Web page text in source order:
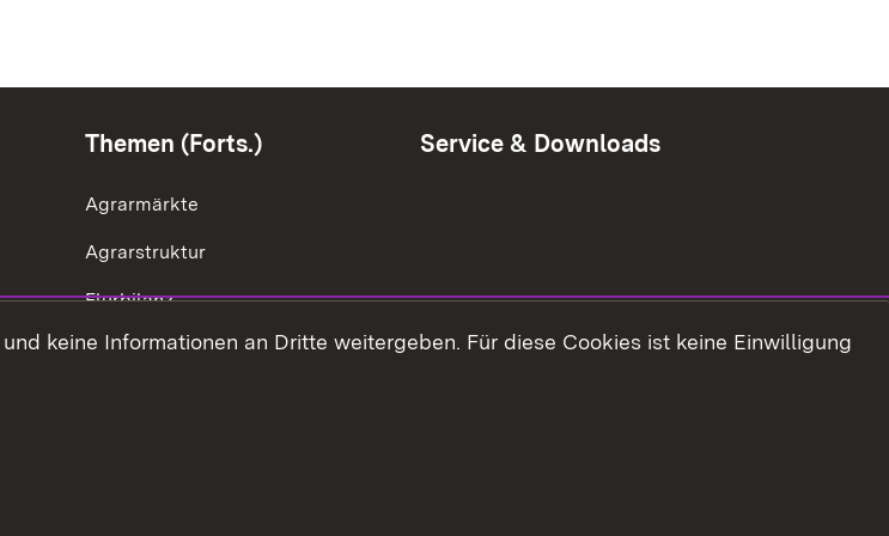
Themen (Forts.)
Agrarmärkte
Agrarstruktur
Flurbilanz
Kulturlandschaft
Service & Downloads
keine Informationen an Dritte weitergeben. Für diese Cookies ist keine Einwilligung